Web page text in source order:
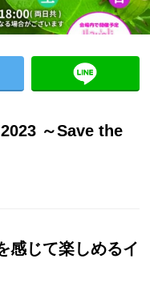
～Save the
感じて楽しめるイ